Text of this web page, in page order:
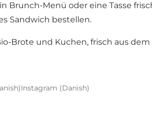
Menü oder eine Tasse
Sandwich bestellen.
Brote und Kuchen, frisch aus
Instagram (Danish)